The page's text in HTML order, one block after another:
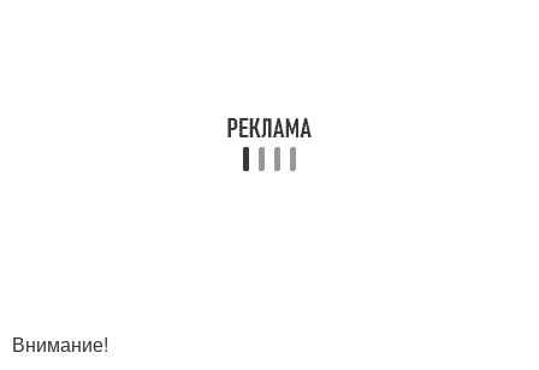
Внимание!